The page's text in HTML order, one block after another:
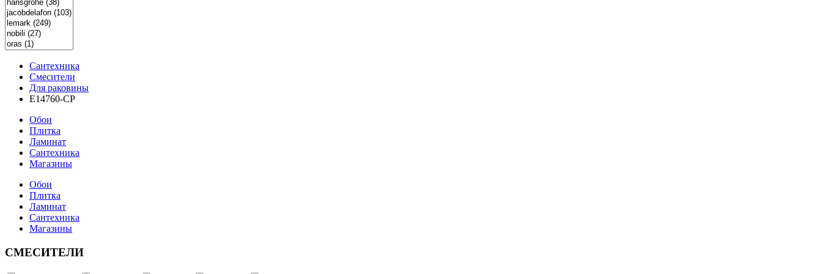
Сантехника
Смесители
Для раковины
E14760-CP
Обои
Плитка
Ламинат
Сантехника
Магазины
Обои
Плитка
Ламинат
Сантехника
Магазины
СМЕСИТЕЛИ